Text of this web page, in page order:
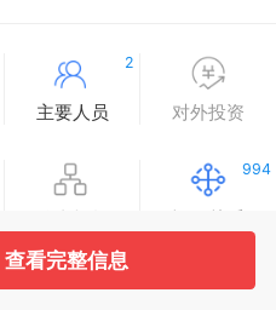
2
主要人员 对外投资
994
看完整信息